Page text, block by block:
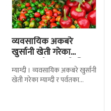
व्यवसायिक अकबरे
खुर्सानी खेती गरेका
कृषकलाई बजारको चिन्ता
म्याग्दी । व्यवसायिक अकबरे खुर्सानी
खेती गरेका म्याग्दी र पर्वतका
कृषकलाई बजारको चिन्ताले
सताएको छ । बजारको अभावले
किसानहरु मर्कामा